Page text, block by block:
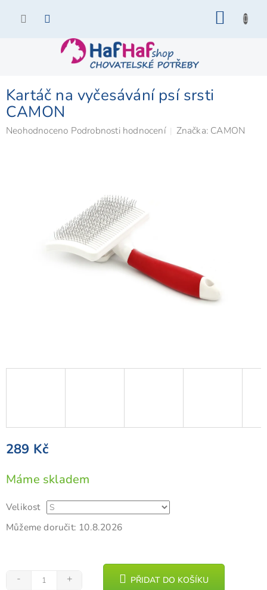
Kartáč na vyčesávání psí srsti
CAMON
Průměrné
Neohodnoceno Podrobnosti hodnocení Značka: CAMON
289 Kč
Měrná
cena:
Máme skladem
Velikost
Můžeme doručit: 10.8.2026
PŘIDAT DO KOŠÍKU